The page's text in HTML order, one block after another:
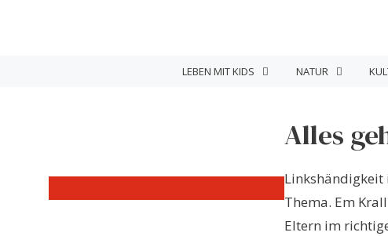
LEBEN MIT KIDS NATUR
Alles
Linkshändigkeit
Thema. Em
Eltern im